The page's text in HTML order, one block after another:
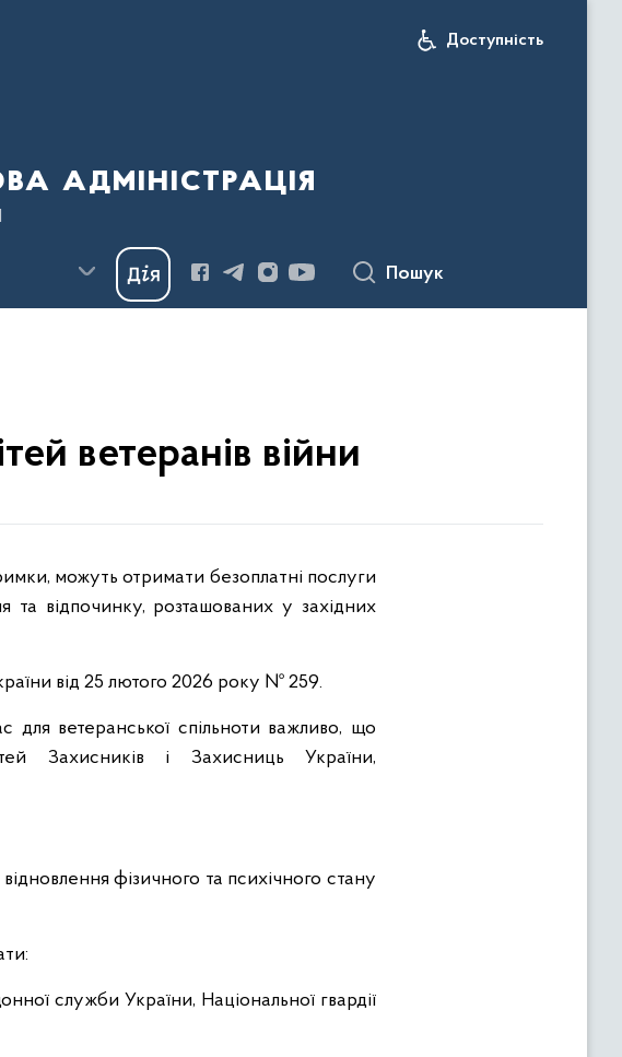
Доступність
адміністрація
Пошук
ветеранів війни
та відпочинку, розташованих у західних
від 25 лютого 2026 року № 259.
ветеранської спільноти важливо, що
Захисників і Захисниць України,
фізичного та психічного стану
служби України, Національної гвардії